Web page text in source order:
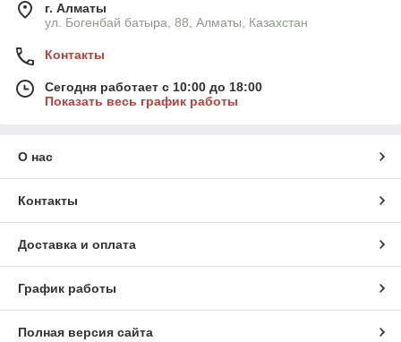
г. Алматы
ул. Богенбай батыра, 88, Алматы, Казахстан
Контакты
Сегодня работает с 10:00 до 18:00
Показать весь график работы
О нас
Контакты
Доставка и оплата
График работы
Полная версия сайта